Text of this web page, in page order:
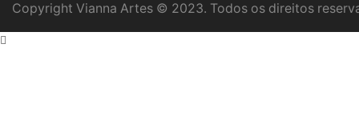
Copyright Vianna Artes © 2023. Todos os direitos